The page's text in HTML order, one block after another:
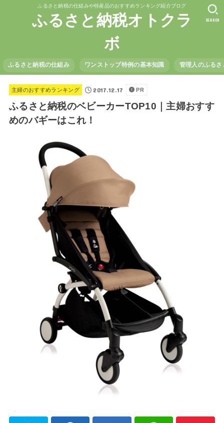
ふるさと納税の仕組みや特産品のおすすめランキング紹介ブログ
ふるさと納税オトクラ
ボ
ふるさと納税の仕組み ワンストップ特例の基本知識 管理人のふる
SEARCH
主婦のおすすめランキング 2017.12.17 PR
ふるさと納税のベビーカーTOP10｜主婦おすす
めのバギーはこれ！